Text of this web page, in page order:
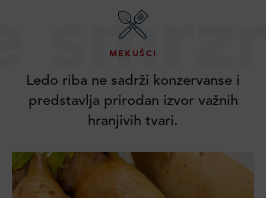
MEKUŠCI
Ledo riba ne sadrži konzervanse i
predstavlja prirodan izvor važnih
hranjivih tvari.